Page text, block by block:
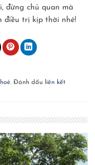
đừng chủ quan mà
điều trị kịp thời nhé!
. Đánh dấu
liên kết